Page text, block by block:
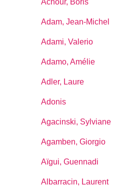
Achour, Boris
Adam, Jean-Michel
Adami, Valerio
Adamo, Amélie
Adler, Laure
Adonis
Agacinski, Sylviane
Agamben, Giorgio
Aïgui, Guennadi
Albarracin, Laurent